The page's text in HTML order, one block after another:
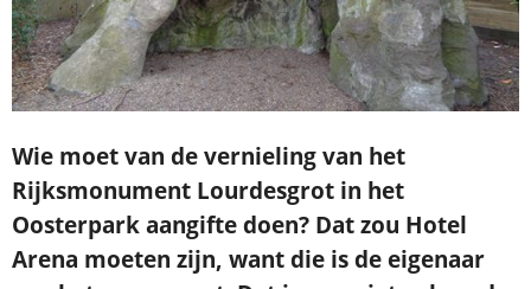
Wie moet van de vernieling van het
Rijksmonument Lourdesgrot in het
Oosterpark aangifte doen? Dat zou Hotel
Arena moeten zijn, want die is de eigenaar